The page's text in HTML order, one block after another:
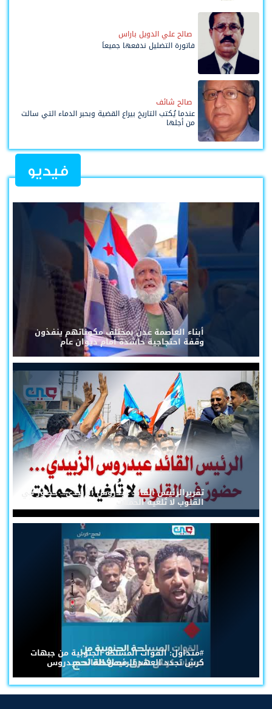
صالح علي الدويل باراس
فاتورة التضليل ندفعها جميعاً
صالح شائف
عندما يُكتب التاريخ بيراع القضية وبحبر الدماء التي سالت
من أجلها
فيديو
أبناء العاصمة عدن بمختلف مكوناتهم ينفذون
وقفة احتجاجية حاشدة أمام ديوان عام
تقريرالرئيس القائد عيدروس الزُبيدي... حضورٌ في
القلوب لا تُلغيه الحملات
#متداول: القوات المسلحة الجنوبية من جبهات
كرش تجدد العهد للرئيس القائد عيدروس